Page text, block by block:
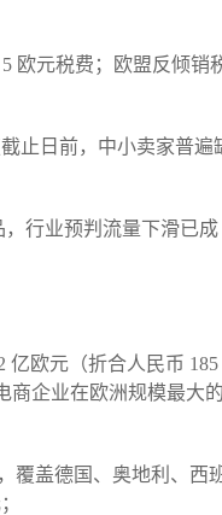
欧元税费；欧盟反倾销
止日前，中小卖家普遍
行业预判流量下滑已成
欧元（折合人民币 185
商企业在欧洲规模最大的
覆盖德国、奥地利、西